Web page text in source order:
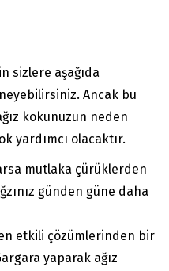
sizlere aşağıda
Ancak bu
kokunuzun neden
yardımcı olacaktır.
mutlaka çürüklerden
günden güne daha
etkili çözümlerinden bir
yaparak ağız